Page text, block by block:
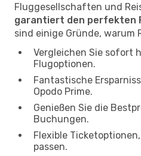
Fluggesellschaften und
garantiert den perfekten
sind einige Gründe, warum
Vergleichen Sie sofort
Flugoptionen.
Fantastische
Opodo Prime.
Genießen Sie die
Buchungen.
Flexible
passen.